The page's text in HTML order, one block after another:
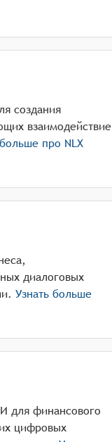
создания
взаимодействие
про NLX
диалоговых
Узнать больше
для финансового
цифровых